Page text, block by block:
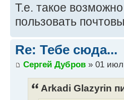
Т.е. такое
пользовать
Re: Тебе сюда...
Сергей Дубров » 01
Arkadi Glazyrin